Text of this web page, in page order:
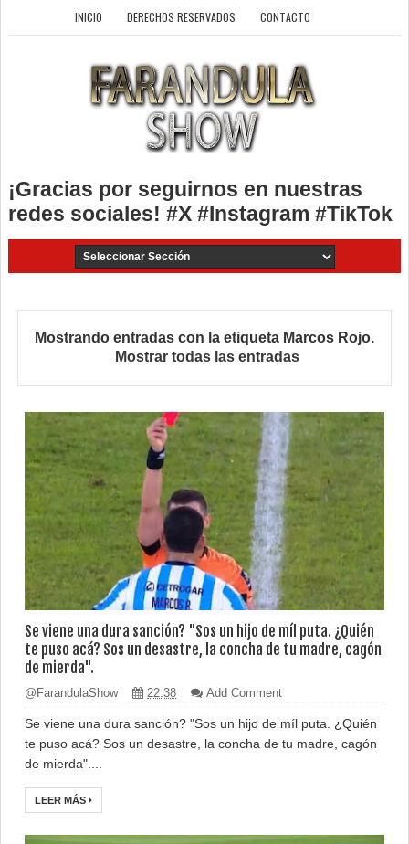
INICIO DERECHOS RESERVADOS CONTACTO
¡Gracias por seguirnos en nuestras
redes sociales! #X #Instagram #TikTok
Mostrando entradas con la etiqueta Marcos Rojo.
Mostrar todas las entradas
Se viene una dura sanción? "Sos un hijo de míl puta. ¿Quién
te puso acá? Sos un desastre, la concha de tu madre, cagón
de mierda".
@FarandulaShow 22:38 Add Comment
Se viene una dura sanción? "Sos un hijo de míl puta. ¿Quién
te puso acá? Sos un desastre, la concha de tu madre, cagón
de mierda"....
LEER MÁS